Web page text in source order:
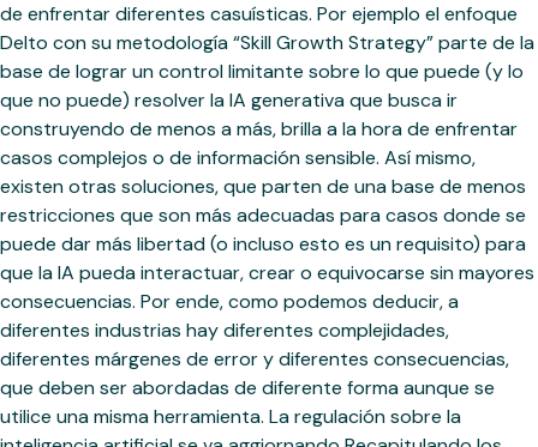
de enfrentar diferentes casuísticas. Por ejemplo el enfoque
Delto con su metodología “Skill Growth Strategy” parte de la
base de lograr un control limitante sobre lo que puede (y lo
que no puede) resolver la IA generativa que busca ir
construyendo de menos a más, brilla a la hora de enfrentar
casos complejos o de información sensible. Así mismo,
existen otras soluciones, que parten de una base de menos
restricciones que son más adecuadas para casos donde se
puede dar más libertad (o incluso esto es un requisito) para
que la IA pueda interactuar, crear o equivocarse sin mayores
consecuencias. Por ende, como podemos deducir, a
diferentes industrias hay diferentes complejidades,
diferentes márgenes de error y diferentes consecuencias,
que deben ser abordadas de diferente forma aunque se
utilice una misma herramienta. La regulación sobre la